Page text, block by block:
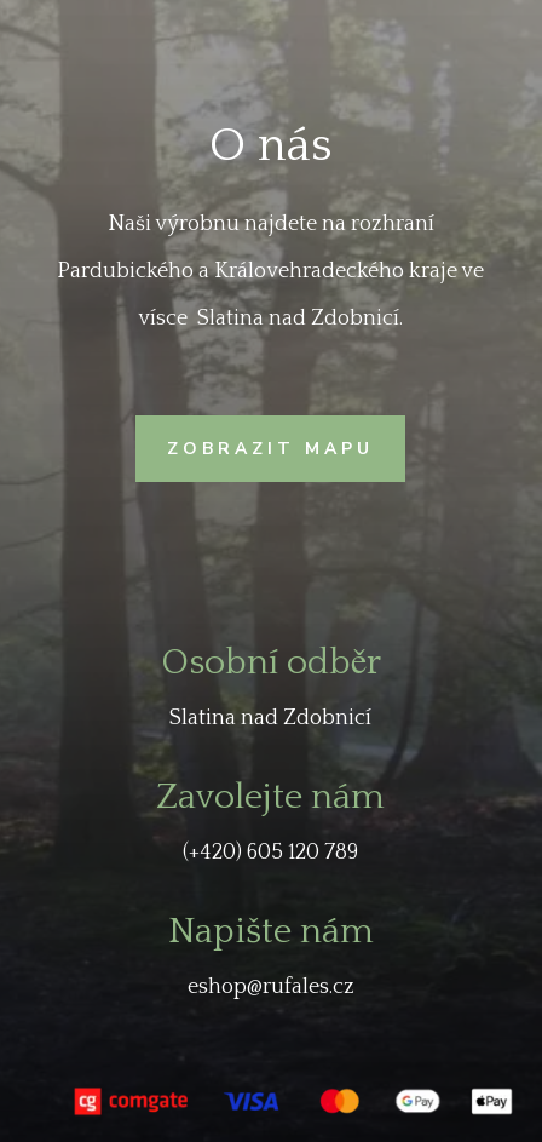
O nás
Naši výrobnu najdete na rozhraní
Pardubického a Královehradeckého kraje ve
vísce Slatina nad Zdobnicí.
ZOBRAZIT MAPU
Osobní odběr
Slatina nad Zdobnicí
Zavolejte nám
(+420) 605 120 789
Napište nám
eshop@rufales.cz